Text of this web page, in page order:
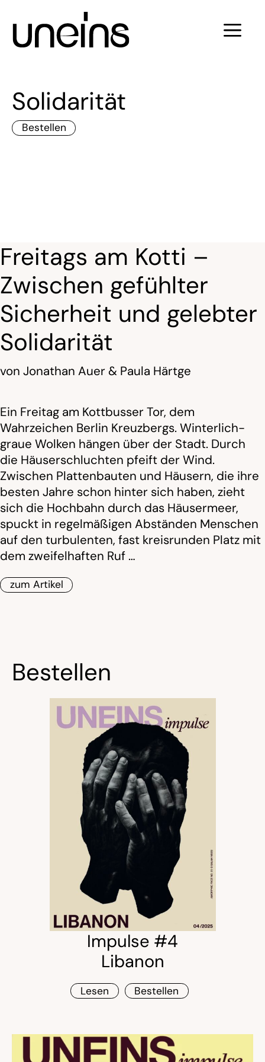
Inhalt
springen
Solidarität
Bestellen
Freitags am Kotti –
Zwischen gefühlter
Sicherheit und gelebter
Solidarität
von Jonathan Auer & Paula Härtge
Ein Freitag am Kottbusser Tor, dem
Wahrzeichen Berlin Kreuzbergs. Winterlich-
graue Wolken hängen über der Stadt. Durch
die Häuserschluchten pfeift der Wind.
Zwischen Plattenbauten und Häusern, die ihre
besten Jahre schon hinter sich haben, zieht
sich die Hochbahn durch das Häusermeer,
spuckt in regelmäßigen Abständen Menschen
auf den turbulenten, fast kreisrunden Platz mit
dem zweifelhaften Ruf …
zum Artikel
Bestellen
Impulse #4
Libanon
Lesen Bestellen